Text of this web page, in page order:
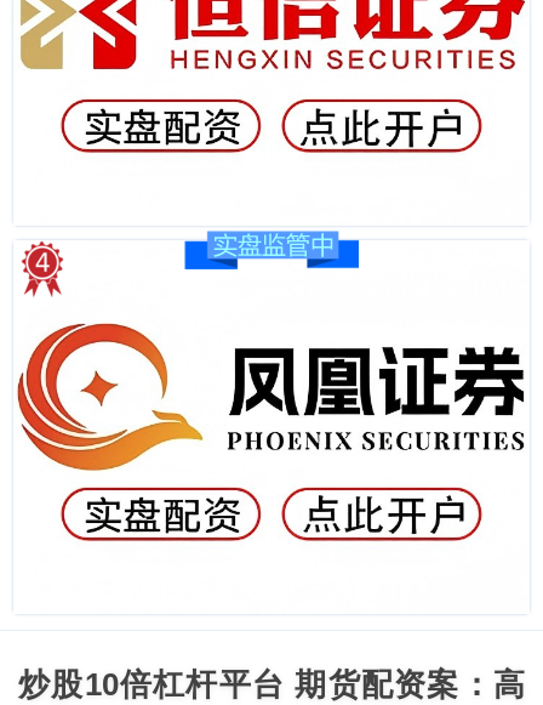
炒股10倍杠杆平台 期货配资案：高